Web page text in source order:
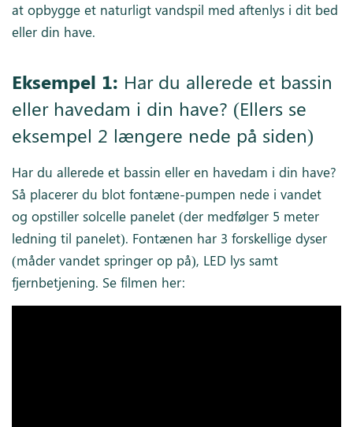
at opbygge et naturligt vandspil med aftenlys i dit bed
eller din have.
Eksempel 1: Har du allerede et bassin
eller havedam i din have? (Ellers se
eksempel 2 længere nede på siden)
Har du allerede et bassin eller en havedam i din have?
Så placerer du blot fontæne-pumpen nede i vandet
og opstiller solcelle panelet (der medfølger 5 meter
ledning til panelet). Fontænen har 3 forskellige dyser
(måder vandet springer op på), LED lys samt
fjernbetjening. Se filmen her: